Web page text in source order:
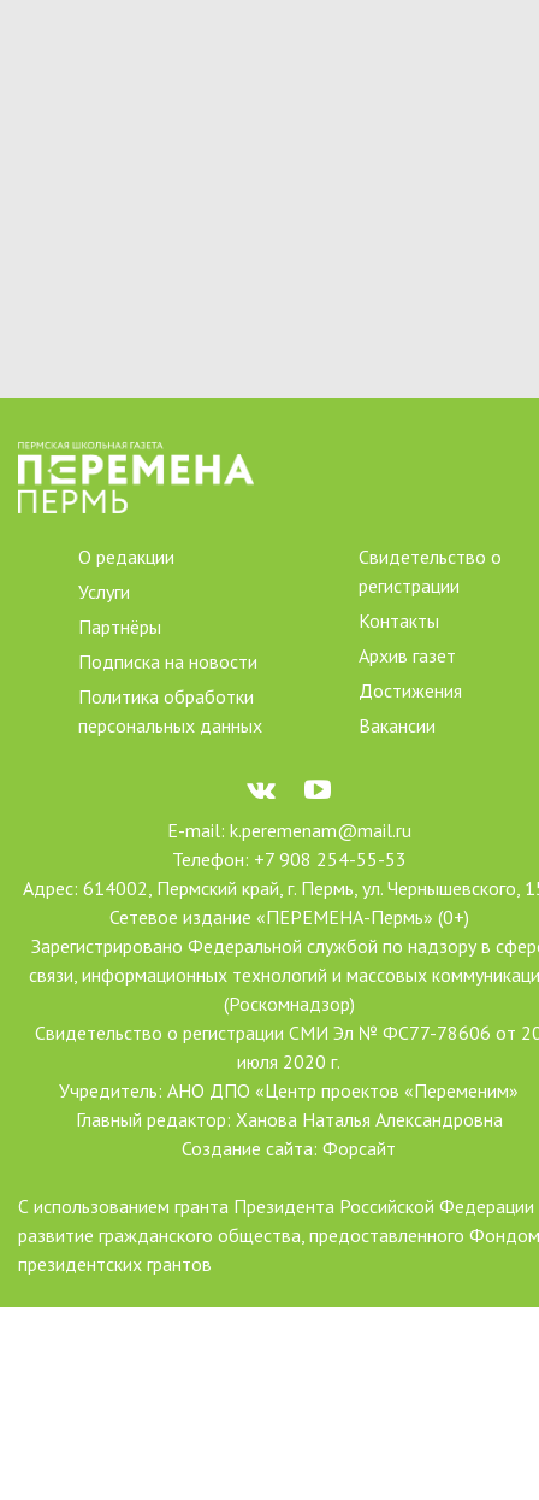
О редакции
Услуги
Партнёры
Подписка на новости
Политика обработки
персональных данных
Свидетельство о
регистрации
Контакты
Архив газет
Достижения
Вакансии
E-mail: k.peremenam@mail.ru
Телефон: +7 908 254-55-53
Адрес: 614002, Пермский край, г. Пермь, ул. Чернышевского,
Сетевое издание «ПЕРЕМЕНА-Пермь» (0+)
Зарегистрировано Федеральной службой по надзору в
связи, информационных технологий и массовых
(Роскомнадзор)
Свидетельство о регистрации СМИ Эл № ФС77-78606 от
июля 2020 г.
Учредитель: АНО ДПО «Центр проектов «Переменим»
Главный редактор: Ханова Наталья Александровна
Создание сайта: Форсайт
С использованием гранта Президента Российской Федерации
развитие гражданского общества, предоставленного Фондом
президентских грантов